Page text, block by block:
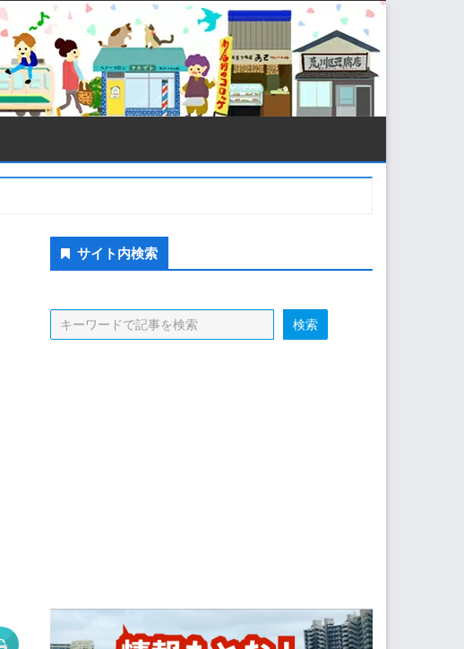
Secondary
Sidebar
サイト内検索